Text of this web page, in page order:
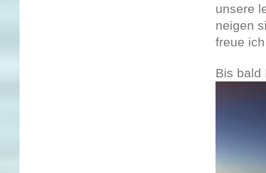
unsere
neigen
freue
Bis